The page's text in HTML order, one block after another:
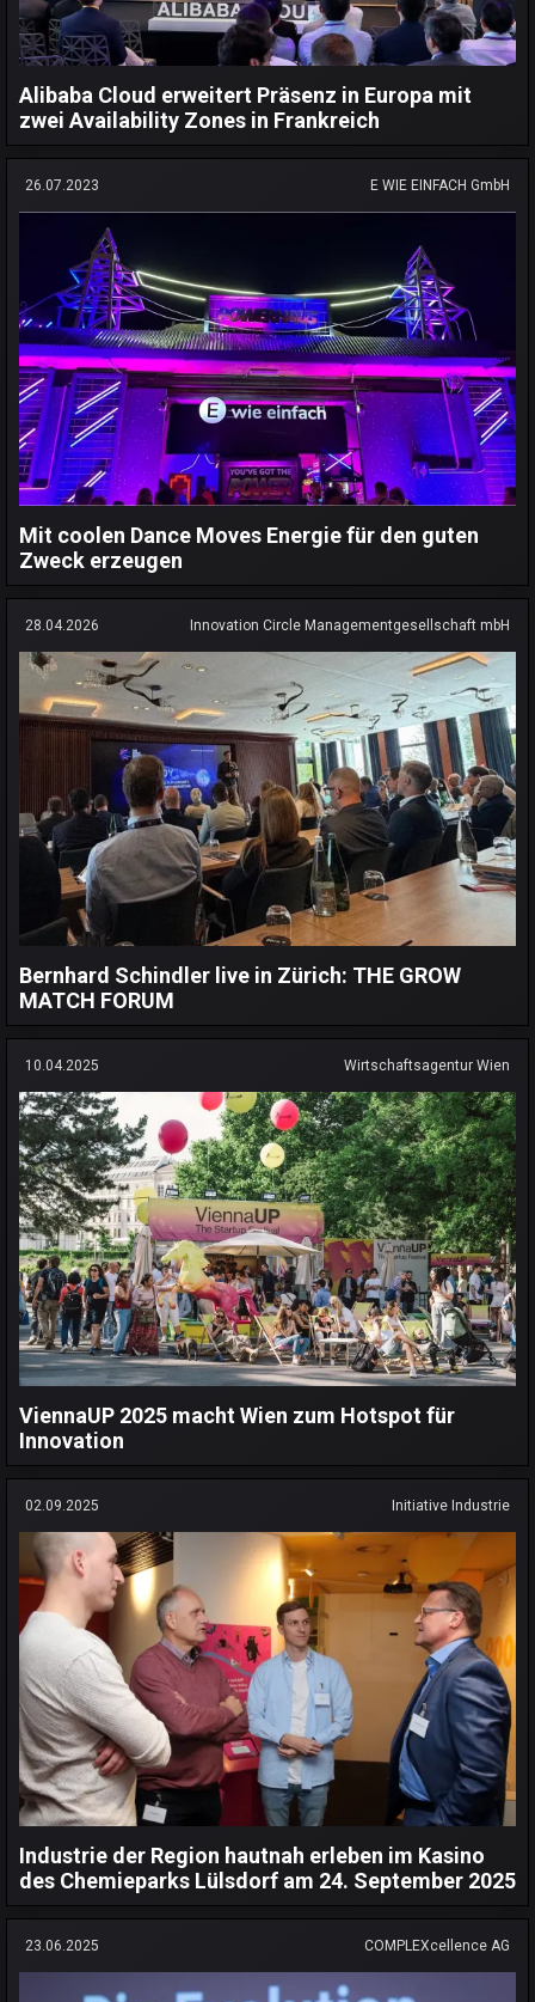
Alibaba Cloud erweitert Präsenz in Europa mit
zwei Availability Zones in Frankreich
26.07.2023 E WIE EINFACH GmbH
Mit coolen Dance Moves Energie für den guten
Zweck erzeugen
28.04.2026 Innovation Circle Managementgesellschaft mbH
Bernhard Schindler live in Zürich: THE GROW
MATCH FORUM
10.04.2025 Wirtschaftsagentur Wien
ViennaUP 2025 macht Wien zum Hotspot für
Innovation
02.09.2025 Initiative Industrie
Industrie der Region hautnah erleben im Kasino
des Chemieparks Lülsdorf am 24. September 2025
23.06.2025 COMPLEXcellence AG